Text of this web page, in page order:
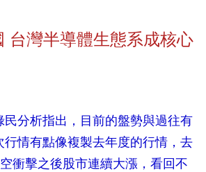
台灣半導體生態系成核心
分析指出，目前的盤勢與過往有
情有點像複製去年度的行情，去
衝擊之後股市連續大漲，看回不